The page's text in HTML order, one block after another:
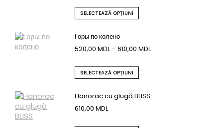
SELECTEAZĂ OPȚIUNI
Горы по колено
520,00 MDL – 610,00 MDL
SELECTEAZĂ OPȚIUNI
Hanorac cu glugă BLISS
610,00 MDL